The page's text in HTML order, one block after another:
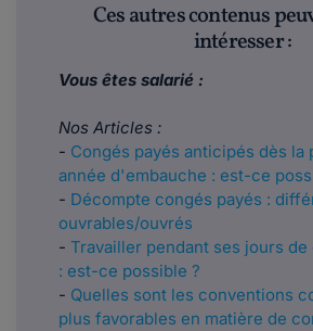
Ces autres contenus
intéresser :
Vous êtes salarié :
Nos Articles :
- Congés payés anticipés dès la
année d'embauche : est-ce
- Décompte congés payés :
ouvrables/ouvrés
- Travailler pendant ses jours de
: est-ce possible ?
- Quelles sont les conventions
plus favorables en matière de